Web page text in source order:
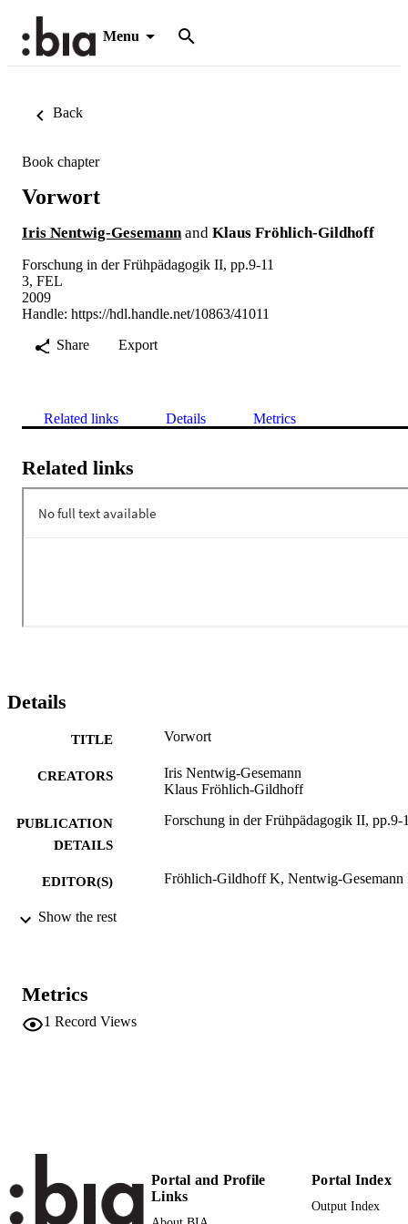
Menu
Back
Book chapter
Vorwort
Iris Nentwig-Gesemann and Klaus Fröhlich-Gildhoff
Forschung in der Frühpädagogik II, pp.9-11
3, FEL
2009
Handle: https://hdl.handle.net/10863/41011
Share
Export
Related links Details Metrics
Related links
Details
TITLE Vorwort
CREATORS
Iris Nentwig-Gesemann
Klaus Fröhlich-Gildhoff
PUBLICATION
DETAILS
Forschung in der Frühpädagogik II, pp.9-
EDITOR(S) Fröhlich-Gildhoff K, Nentwig-Gesemann
ISBN
IDENTIFIERS
991006773996201241
SCOPUS ID n.a.
Show the rest
Metrics
1 Record Views
Portal and Profile
Links
Portal Index
Output Index